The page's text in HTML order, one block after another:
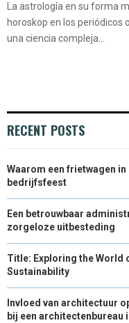
La astrología en su forma
horoskop en los periódicos
una ciencia compleja...
RECENT POSTS
Waarom een frietwagen
bedrijfsfeest
Een betrouwbaar
zorgeloze uitbesteding
Title: Exploring the World
Sustainability
Invloed van architectuur
bij een architectenbureau